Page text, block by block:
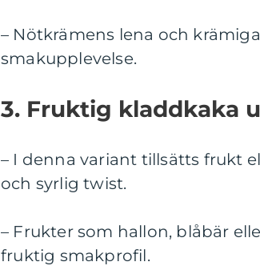
– Nötkrämens lena och
smakupplevelse.
3. Fruktig kladdkaka
– I denna variant tillsätts frukt
och syrlig twist.
– Frukter som hallon, blåbär
fruktig smakprofil.